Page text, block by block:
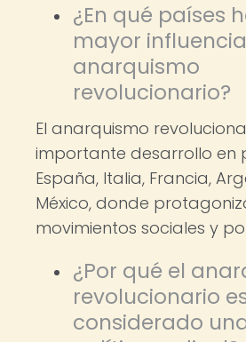
¿En qué países
mayor
anarquismo
revolucionario?
El anarquismo
importante desarrollo en
España, Italia, Francia,
México, donde
movimientos sociales y
¿Por qué el
revolucionario
considerado